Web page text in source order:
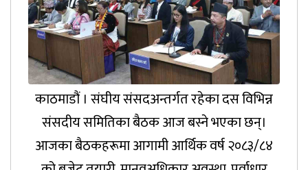
काठमाडौं । संघीय संसदअन्तर्गत रहेका दस विभिन्न
संसदीय समितिका बैठक आज बस्ने भएका छन्।
आजका बैठकहरूमा आगामी आर्थिक वर्ष २०८३/८४